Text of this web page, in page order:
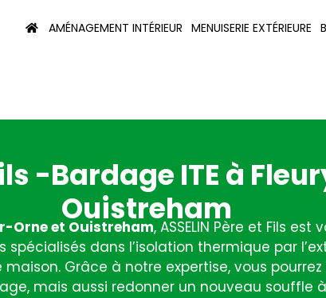
AMÉNAGEMENT INTÉRIEUR MENUISERIE EXTÉRIEURE
-Bardage ITE à
Ouistreham
Orne et Ouistreham, ASSELIN Père et Fils
spécialisés dans l’isolation thermique par
Grâce à notre expertise, vous
mais aussi redonner un nouveau souffle